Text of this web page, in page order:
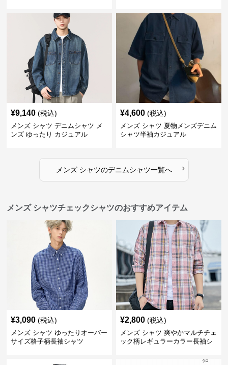
¥9,140 (税込)
メンズ シャツ デニムシャツ メ
ンズ ゆったり カジュアル
¥4,600 (税込)
メンズ シャツ 夏物メンズデニム
シャツ半袖カジュアル
メンズ シャツのデニムシャツ一覧へ ›
メンズ シャツチェックシャツのおすすめアイテム
¥3,090 (税込)
メンズ シャツ ゆったりオーバー
サイズ格子柄長袖シャツ
¥2,800 (税込)
メンズ シャツ 爽やかマルチチェ
ック柄レギュラーカラー長袖シ